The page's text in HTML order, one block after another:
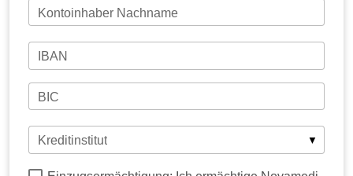
Kontoinhaber Nachname
IBAN
BIC
Kreditinstitut